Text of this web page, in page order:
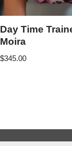
Day Time
Moira
$345.00